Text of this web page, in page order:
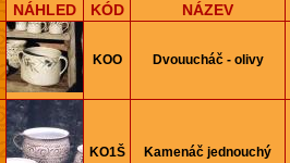
NÁHLED KÓD NÁZEV
KOO Dvouucháč - olivy
KO1Š Kamenáč jednouchý